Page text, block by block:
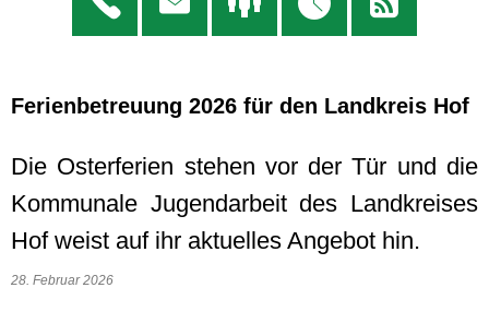
Ferienbetreuung 2026 für den Landkreis Hof
Die Osterferien stehen vor der Tür und die
Kommunale Jugendarbeit des Landkreises
Hof weist auf ihr aktuelles Angebot hin.
28. Februar 2026